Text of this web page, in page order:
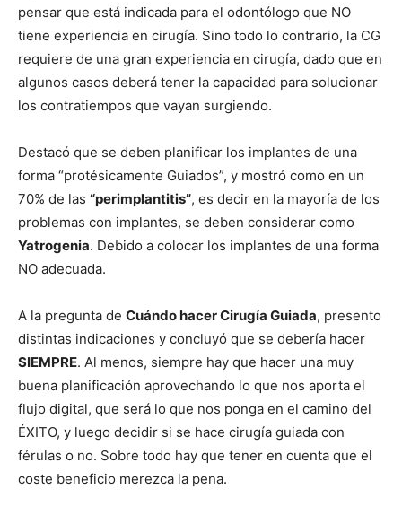
pensar que está indicada para el odontólogo que NO
tiene experiencia en cirugía. Sino todo lo contrario, la CG
requiere de una gran experiencia en cirugía, dado que en
algunos casos deberá tener la capacidad para solucionar
los contratiempos que vayan surgiendo.
Destacó que se deben planificar los implantes de una
forma “protésicamente Guiados”, y mostró como en un
70% de las “perimplantitis”, es decir en la mayoría de los
problemas con implantes, se deben considerar como
Yatrogenia. Debido a colocar los implantes de una forma
NO adecuada.
A la pregunta de Cuándo hacer Cirugía Guiada, presento
distintas indicaciones y concluyó que se debería hacer
SIEMPRE. Al menos, siempre hay que hacer una muy
buena planificación aprovechando lo que nos aporta el
flujo digital, que será lo que nos ponga en el camino del
ÉXITO, y luego decidir si se hace cirugía guiada con
férulas o no. Sobre todo hay que tener en cuenta que el
coste beneficio merezca la pena.